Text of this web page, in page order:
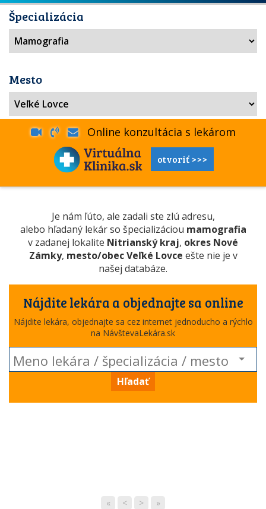
Špecializácia
Mesto
Online konzultácia s lekárom
otvoriť >>>
Je nám ľúto, ale zadali ste zlú adresu,
alebo hľadaný lekár so špecializáciou mamografia
v zadanej lokalite Nitrianský kraj, okres Nové
Zámky, mesto/obec Veľké Lovce ešte nie je v
našej databáze.
Nájdite lekára a objednajte sa online
Nájdite lekára, objednajte sa cez internet jednoducho a rýchlo
na NávštevaLekára.sk
Hľadať
« < > »